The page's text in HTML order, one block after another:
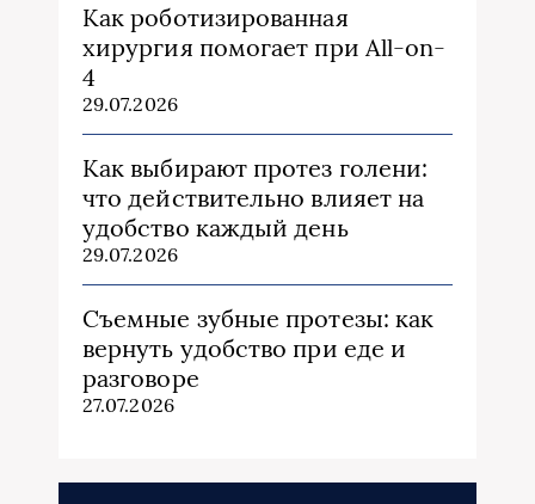
Как роботизированная
хирургия помогает при All-on-
4
29.07.2026
Как выбирают протез голени:
что действительно влияет на
удобство каждый день
29.07.2026
Съемные зубные протезы: как
вернуть удобство при еде и
разговоре
27.07.2026